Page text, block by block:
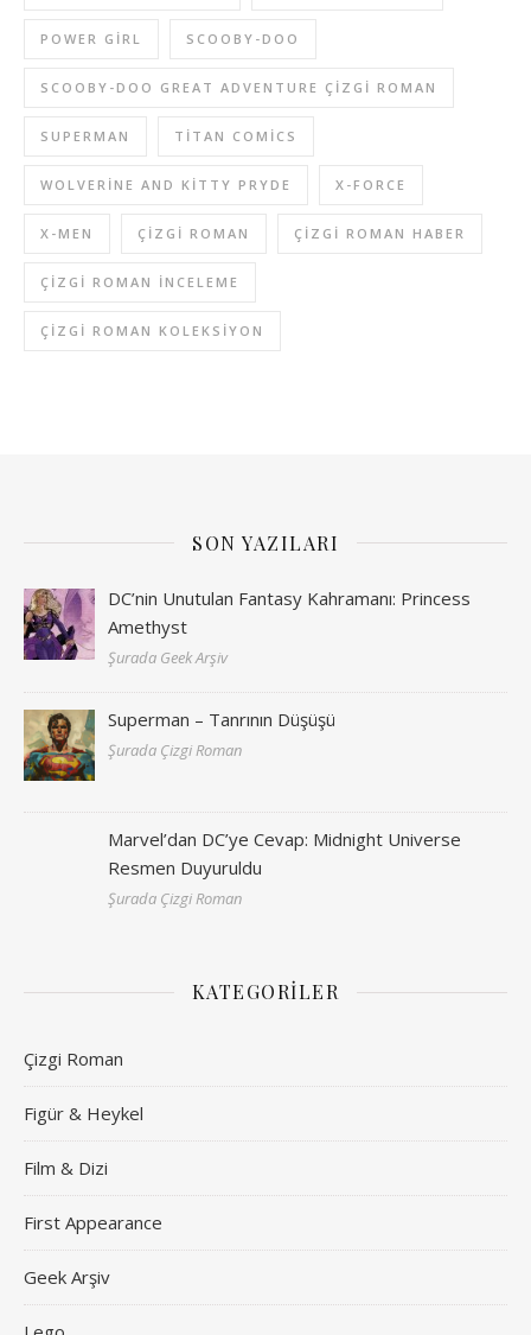
POWER GIRL SCOOBY-DOO
SCOOBY-DOO GREAT ADVENTURE ÇIZGI ROMAN
SUPERMAN TITAN COMICS
WOLVERINE AND KITTY PRYDE X-FORCE
X-MEN ÇIZGI ROMAN ÇIZGI ROMAN HABER
ÇIZGI ROMAN INCELEME
ÇIZGI ROMAN KOLEKSIYON
SON YAZILARI
DC’nin Unutulan Fantasy Kahramanı: Princess
Amethyst
Şurada Geek Arşiv
Superman – Tanrının Düşüşü
Şurada Çizgi Roman
Marvel’dan DC’ye Cevap: Midnight Universe
Resmen Duyuruldu
Şurada Çizgi Roman
KATEGORILER
Çizgi Roman
Figür & Heykel
Film & Dizi
First Appearance
Geek Arşiv